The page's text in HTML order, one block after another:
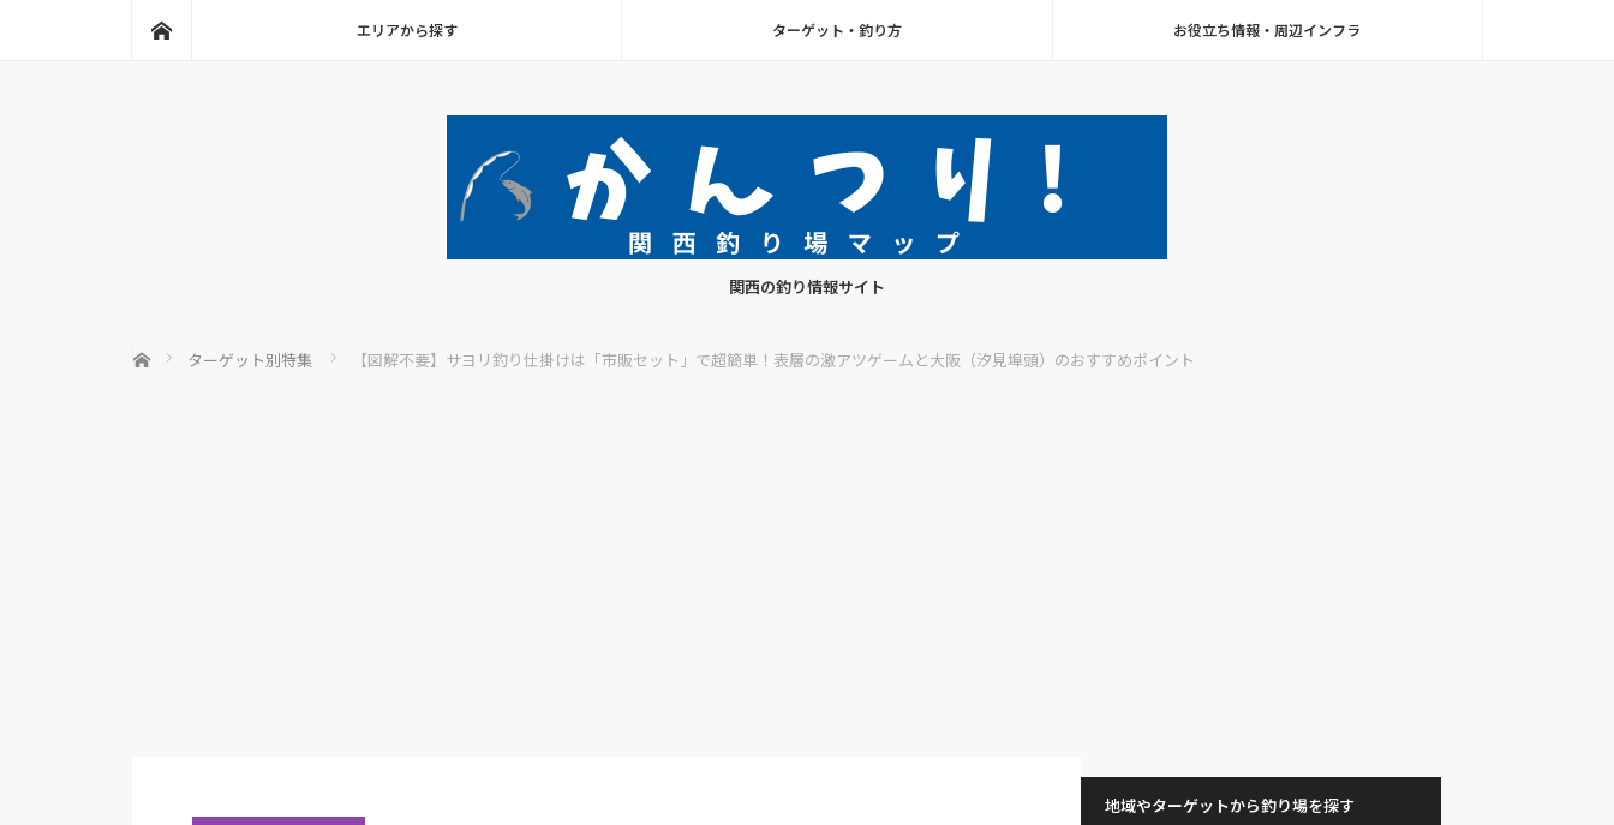
エリアから探す ターゲット・釣り方 お役立ち情報・周辺インフラ
関西の釣り情報サイト
ホーム ターゲット別特集 【図解不要】サヨリ釣り仕掛けは「市販セット」で超簡単！表層の激アツゲームと大阪（汐見埠頭）のおすすめポイント
地域やターゲットから釣り場を探す